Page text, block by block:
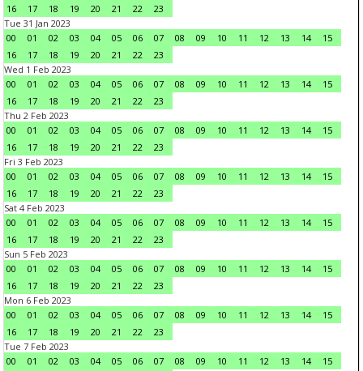
16
17 18 19 20 21 22
23
Tue 31 Jan 2023
00
01 02 03 04 05 06 07 08 09 10 11 12 13 14
15
16
17 18 19 20 21 22
23
Wed 1 Feb 2023
00
01 02 03 04 05 06 07 08 09 10 11 12 13 14
15
16
17 18 19 20 21 22
23
Thu 2 Feb 2023
00
01 02 03 04 05 06 07 08 09 10 11 12 13 14
15
16
17 18 19 20 21 22
23
Fri 3 Feb 2023
00
01 02 03 04 05 06 07 08 09 10 11 12 13 14
15
16
17 18 19 20 21 22
23
Sat 4 Feb 2023
00
01 02 03 04 05 06 07 08 09 10 11 12 13 14
15
16
17 18 19 20 21 22
23
Sun 5 Feb 2023
00
01 02 03 04 05 06 07 08 09 10 11 12 13 14
15
16
17 18 19 20 21 22
23
Mon 6 Feb 2023
00
01 02 03 04 05 06 07 08 09 10 11 12 13 14
15
16
17 18 19 20 21 22
23
Tue 7 Feb 2023
00
01 02 03 04 05 06 07 08 09 10 11 12 13 14
15